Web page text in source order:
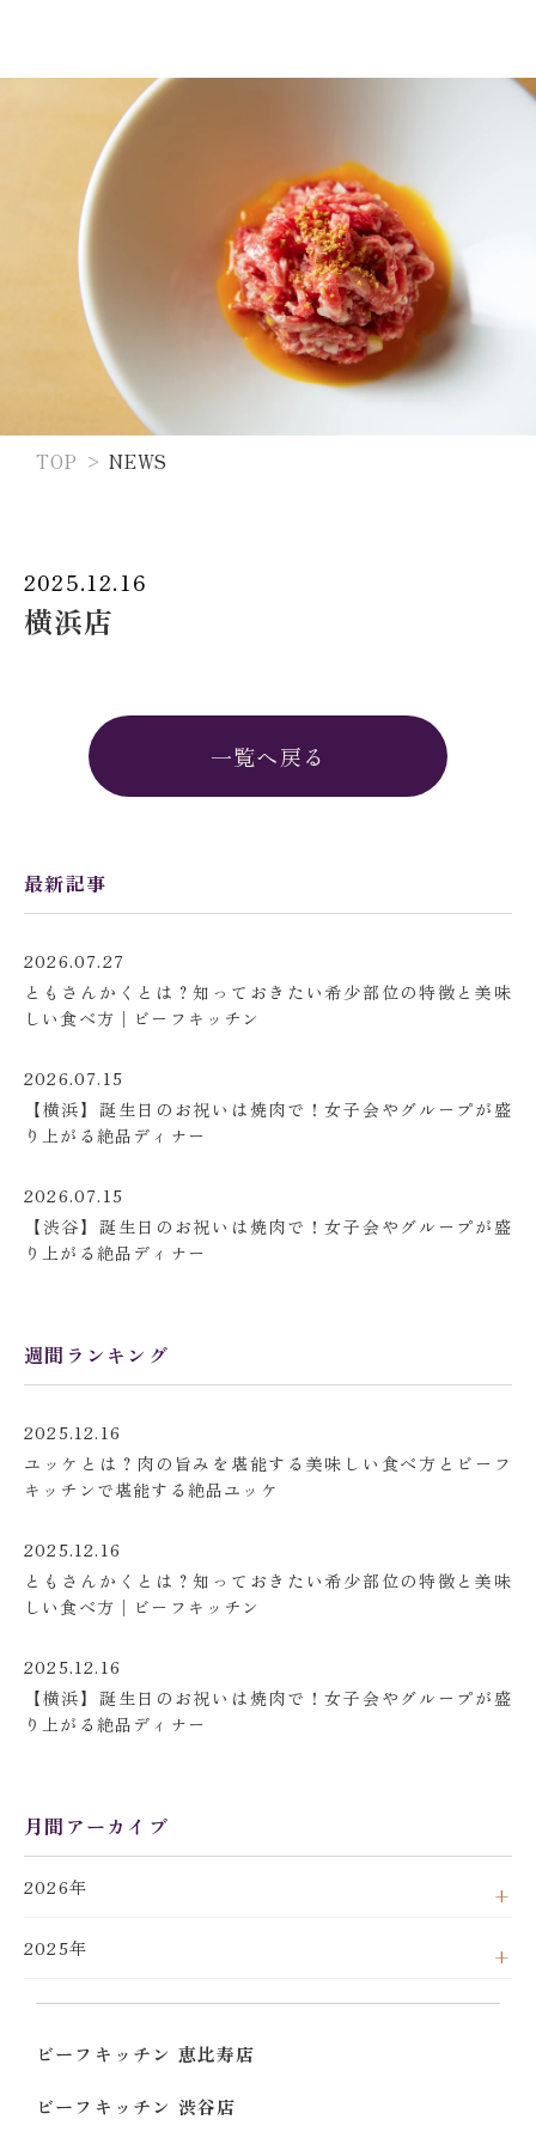
TOP NEWS
2025.12.16
横浜店
一覧へ戻る
最新記事
2026.07.27
ともさんかくとは？知っておきたい希少部位の特徴と美味
しい食べ方│ビーフキッチン
2026.07.15
【横浜】誕生日のお祝いは焼肉で！女子会やグループが盛
り上がる絶品ディナー
2026.07.15
【渋谷】誕生日のお祝いは焼肉で！女子会やグループが盛
り上がる絶品ディナー
週間ランキング
2025.12.16
ユッケとは？肉の旨みを堪能する美味しい食べ方とビーフ
キッチンで堪能する絶品ユッケ
2025.12.16
ともさんかくとは？知っておきたい希少部位の特徴と美味
しい食べ方│ビーフキッチン
2025.12.16
【横浜】誕生日のお祝いは焼肉で！女子会やグループが盛
り上がる絶品ディナー
月間アーカイブ
2026年
2025年
ビーフキッチン 恵比寿店
ビーフキッチン 渋谷店